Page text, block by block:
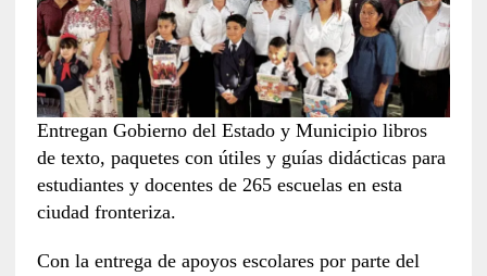
Entregan Gobierno del Estado y Municipio libros
de texto, paquetes con útiles y guías didácticas para
estudiantes y docentes de 265 escuelas en esta
ciudad fronteriza.
Con la entrega de apoyos escolares por parte del